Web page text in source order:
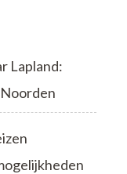
Lapland: